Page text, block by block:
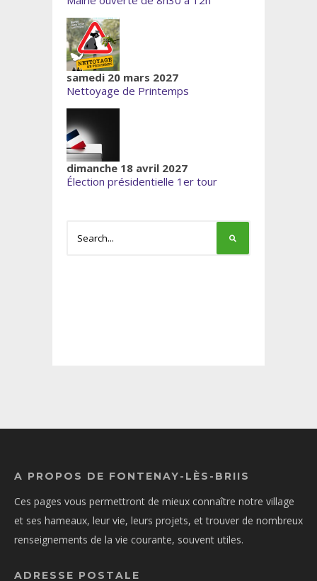
samedi 20 mars 2027
Nettoyage de Printemps
dimanche 18 avril 2027
Élection présidentielle 1er tour
A PROPOS DE FONTENAY-LÈS-BRIIS
Ces pages vous permettront de mieux connaître notre village
et ses hameaux, leur vie, leurs projets, et trouver de nombreux
renseignements de la vie courante, souvent utiles.
ADRESSE POSTALE